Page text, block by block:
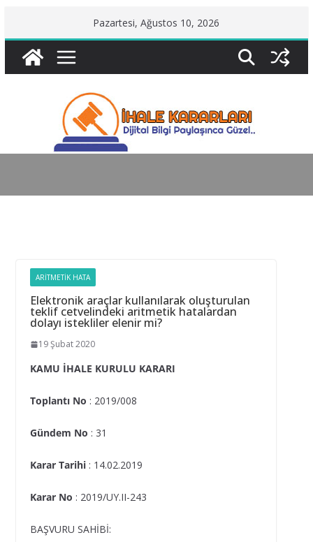
to
content
Pazartesi, Ağustos 10, 2026
ARITMETIK HATA
Elektronik araçlar kullanılarak oluşturulan
teklif cetvelindeki aritmetik hatalardan
dolayı istekliler elenir mi?
19 Şubat 2020
KAMU İHALE KURULU KARARI
Toplantı No : 2019/008
Gündem No : 31
Karar Tarihi: 14.02.2019
Karar No : 2019/UY.II-243
BAŞVURU SAHİBİ: